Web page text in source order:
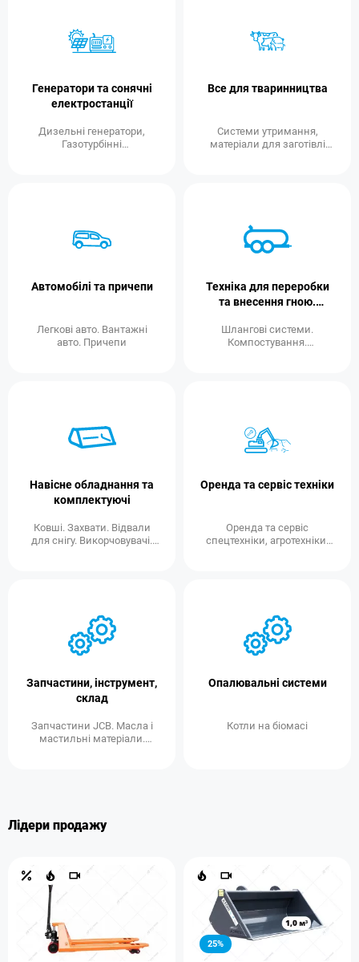
Генератори та сонячні
електростанції
Дизельні генератори,
Газотурбінні
Все для тваринництва
Системи утримання,
матеріали для заготівлі
Автомобілі та причепи
Легкові авто. Вантажні
авто. Причепи
Техніка для переробки
та внесення гною.
Шлангові системи.
Компостування.
Навісне обладнання та
комплектуючі
Ковші. Захвати. Відвали
для снігу. Викорчовувачі.
Оренда та сервіс техніки
Оренда та сервіс
спецтехніки, агротехніки,
Запчастини, інструмент,
склад
Запчастини JCB. Масла і
мастильні матеріали.
Опалювальні системи
Котли на біомасі
Лідери продажу
25%